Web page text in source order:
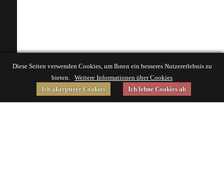
Diese Seiten verwenden Cookies, um Ihnen ein besseres Nutzererlebnis zu
bieten. Weitere Informationen über Cookies
Ich akzeptiere Cookies
Ich lehne Cookies ab